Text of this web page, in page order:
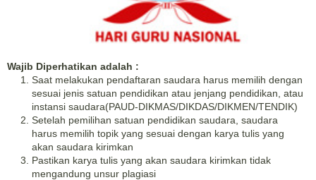
Wajib Diperhatikan adalah :
Saat melakukan pendaftaran saudara harus memilih dengan
sesuai jenis satuan pendidikan atau jenjang pendidikan, atau
instansi saudara(PAUD-DIKMAS/DIKDAS/DIKMEN/TENDIK)
Setelah pemilihan satuan pendidikan saudara, saudara
harus memilih topik yang sesuai dengan karya tulis yang
akan saudara kirimkan
Pastikan karya tulis yang akan saudara kirimkan tidak
mengandung unsur plagiasi